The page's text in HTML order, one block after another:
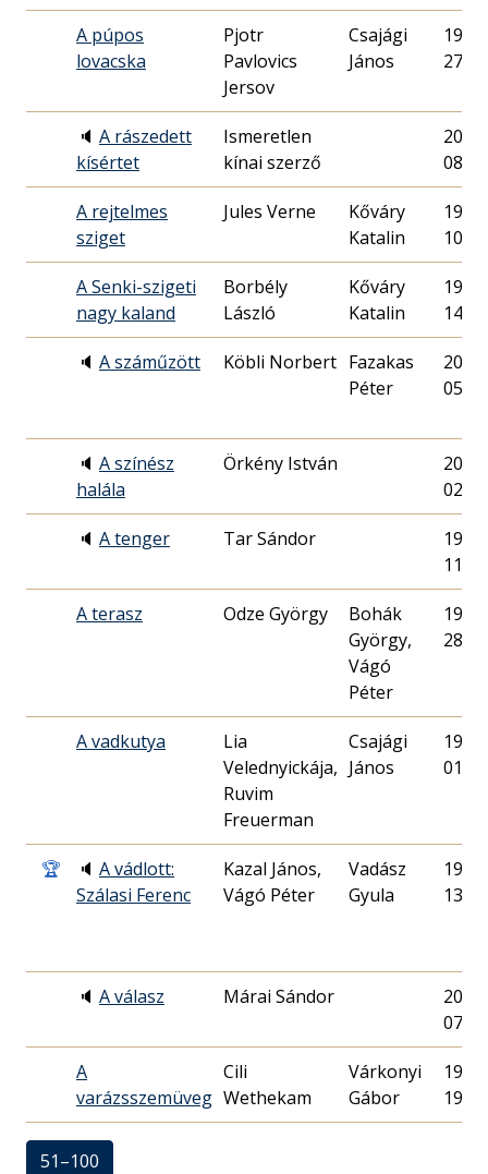
A púpos
lovacska
Pjotr
Pavlovics
Jersov
Csajági
János
27.
🔈 A rászedett
kísértet
Ismeretlen
kínai szerző
08.
A rejtelmes
sziget
Jules Verne
Kőváry
Katalin
10.
A Senki-szigeti
nagy kaland
Borbély
László
Kőváry
Katalin
14.
🔈 A száműzött Köbli Norbert Fazakas
Péter
05.
🔈 A színész
halála
Örkény István
02.
🔈 A tenger Tar Sándor
11.
A terasz Odze György
Bohák
György,
Vágó
Péter
28.
A vadkutya
Lia
Velednyickája,
Ruvim
Freuerman
Csajági
János
01.
🏆 🔈 A vádlott:
Szálasi Ferenc
Kazal János,
Vágó Péter
Vadász
Gyula
13.
🔈 A válasz Márai Sándor
07.
A
varázsszemüveg
Cili
Wethekam
Várkonyi
Gábor
19.
51–100